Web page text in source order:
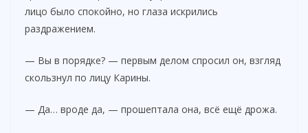
лицо было спокойно, но глаза искрились
раздражением.
— Вы в порядке? — первым делом спросил он, взгляд
скользнул по лицу Карины.
— Да… вроде да, — прошептала она, всё ещё дрожа.